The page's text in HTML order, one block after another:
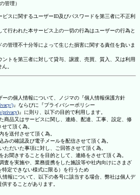
管理）
スに関するユーザーID及びパスワードを第三者に不正利
行われた本サービス上の一切の行為はユーザーの行為と
管理不十分等によって生じた損害に関する責任を負いま
トを第三者に対して貸与、譲渡、売買、質入、又は利用
。
ーの個人情報について、ノジマの『個人情報保護方針
)』ならびに『プライバシーポリシー
privacy)』に則り、以下の目的で利用します。
商品又はサービスに関し、連絡、配達、工事、設定、修
て頂く為。
を送付させて頂く為。
みの確認及び電子メールを配信させて頂く為。
ただいた事項に対し、ご回答させて頂く為。
お聞きすることを目的として、連絡をさせて頂く為。
査を実施や、業務提携をした施設等や社内向けにさまざ
定できない様式に限る）を行うため
報について、以下の各号に該当する場合、弊社は個人デ
することがあります。